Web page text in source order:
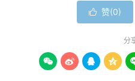
 赞(0)
分
   